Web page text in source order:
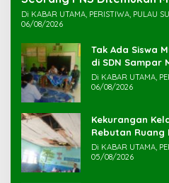
Di KABAR UTAMA, PERISTIWA, PULAU
06/08/2026
Tak Ada Siswa
Di KABAR UTAMA,
06/08/2026
Kekurangan
Rebutan Ruang
Di KABAR UTAMA,
05/08/2026